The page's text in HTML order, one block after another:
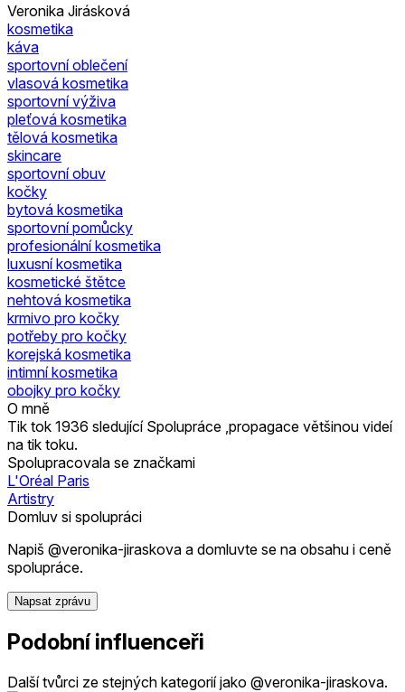
Veronika Jirásková
kosmetika
káva
sportovní oblečení
vlasová kosmetika
sportovní výživa
pleťová kosmetika
tělová kosmetika
skincare
sportovní obuv
kočky
bytová kosmetika
sportovní pomůcky
profesionální kosmetika
luxusní kosmetika
kosmetické štětce
nehtová kosmetika
krmivo pro kočky
potřeby pro kočky
korejská kosmetika
intimní kosmetika
obojky pro kočky
O mně
Tik tok 1936 sledující Spolupráce ,propagace většinou videí
na tik toku.
Spolupracovala se značkami
L'Oréal Paris
Artistry
Domluv si spolupráci
Napiš @veronika-jiraskova a domluvte se na obsahu i ceně
spolupráce.
Napsat zprávu
Podobní influenceři
Další tvůrci ze stejných kategorií jako @veronika-jiraskova.